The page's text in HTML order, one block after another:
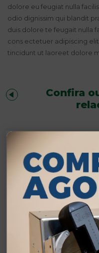
dolore eu feugiat nulla
odio dignissim qui blandit
duis dolore te feugait nulla
cons ectetuer adipiscing
tincidunt ut laoreet dolore
Confira